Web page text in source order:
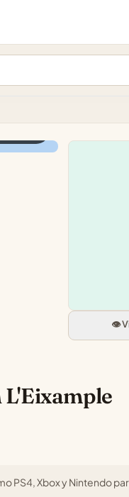
👁️
PS4, Xbox y Nintendo